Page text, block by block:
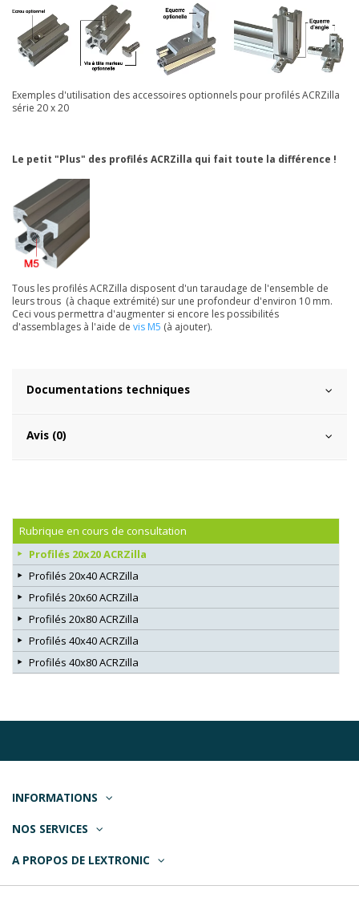
Exemples d'utilisation des accessoires optionnels pour profilés ACRZilla
série 20 x 20
Le petit "Plus" des profilés ACRZilla qui fait toute la différence !
Tous les profilés ACRZilla disposent d'un taraudage de l'ensemble de
leurs trous (à chaque extrémité) sur une profondeur d'environ 10 mm.
Ceci vous permettra d'augmenter si encore les possibilités
d'assemblages à l'aide de vis M5 (à ajouter).
Documentations techniques
Avis (0)
Rubrique en cours de consultation
Profilés 20x20 ACRZilla
Profilés 20x40 ACRZilla
Profilés 20x60 ACRZilla
Profilés 20x80 ACRZilla
Profilés 40x40 ACRZilla
Profilés 40x80 ACRZilla
INFORMATIONS
NOS SERVICES
A PROPOS DE LEXTRONIC